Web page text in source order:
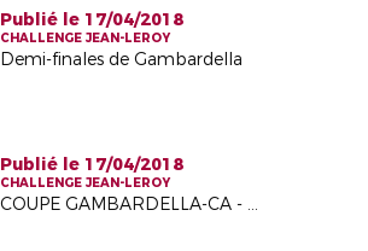
Publié le 17/04/2018
CHALLENGE JEAN-LEROY
Demi-finales de Gambardella
Publié le 17/04/2018
CHALLENGE JEAN-LEROY
COUPE GAMBARDELLA-CA - Demi-Finales